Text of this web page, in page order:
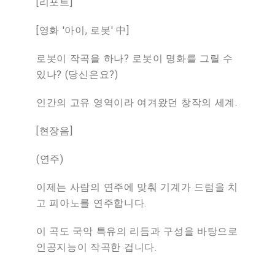
[영화 '아이, 로봇' 中
로봇이 작곡을 하나? 로봇이 명화를 그릴 수
있나? (당신은요?)
인간의 고유 영역이라 여겨왔던 창작의 세계.
[현장음
(연주)
이제는 사람의 연주에 맞춰 기계가 드럼을 치
고 피아노를 연주합니다.
이 곡도 국악 특유의 리듬과 구성을 바탕으로
인공지능이 작곡한 겁니다.